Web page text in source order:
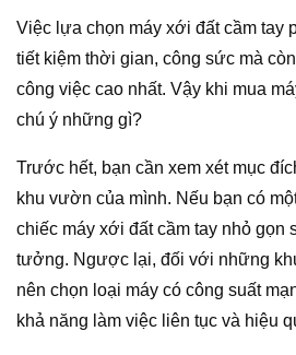
Việc lựa chọn máy xới đất cầm tay
tiết kiệm thời gian, công sức mà
công việc cao nhất. Vậy khi mua
chú ý những gì?
Trước hết, bạn cần xem xét mục
khu vườn của mình. Nếu bạn có
chiếc máy xới đất cầm tay nhỏ gọn
tưởng. Ngược lại, đối với những
nên chọn loại máy có công suất
khả năng làm việc liên tục và hiệu